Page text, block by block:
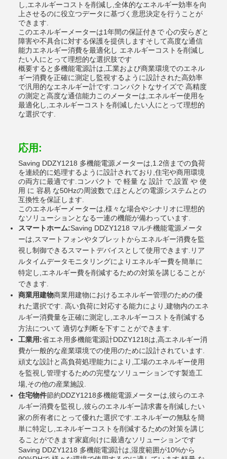
し,エネルギーコストを削減し,全体的なエネルギー効率を向
上させるのに役立つデータに基づく意思決定を行うことが
できます.
このエネルギーメーターは1年間の保証付きで 心の安らぎと
障害や不具合に対する保護を提供しますそして高度な通信
能力エネルギー消費を最適化し エネルギーコストを削減し
たい人にとって理想的な選択肢です
概要すると多機能電源計は,工業および商業環境でのエネル
ギー消費を正確に測定し監視するように設計された高効率
で汎用的なエネルギー計です.コンパクトなサイズで 高精度
の測定と高度な通信能力このメーターは,エネルギー使用を
最適化し,エネルギーコストを削減したい人にとって理想的
な選択です.
応用:
Saving DDZY1218 多機能電源メーターは,1.2倍までの負荷
を連続的に処理するように設計されており,住宅や商用環境
の両方に最適です.コンパクト で 軽量 な 設計 で,設置 や 使
用 に 容易 な50Hzの周波数で,ほとんどの電源システムとの
互換性を保証します.
このエネルギーメーターは,様々な場合やシナリオに理想的
なソリューションとなる一連の機能が備わっています.
スマートホーム:Saving DDZY1218 マルチ機能電源メータ
ーは,スマートフォンやタブレットからエネルギー消費を監
視し制御できるスマートデバイスとして使用できます.リア
ルタイムデータモニタリングによりエネルギー費を簡単に
特定し,エネルギー費を削減するための対策を講じることが
できます.
商業用建物商業用建物におけるエネルギー管理のための優
れた選択です. 高い負荷に対応する能力により,建物内のエネ
ルギー消費量を正確に測定し,エネルギーコストを削減する
方法について 適切な判断を下すことができます.
工業用:省エネ用多機能電源計DDZY1218は,高エネルギー消
費が一般的な産業環境での使用のために設計されています.
頑丈な設計と高負荷処理能力により,工場のエネルギー使用
を監視し管理するための完璧なソリューションです製造工
場,その他の産業施設.
住宅物件節約DDZY1218多機能電源メーターは,彼らのエネ
ルギー消費を監視し,彼らのエネルギー請求書を削減したい
家の所有者にとって優れた選択です.エネルギーの無駄を簡
単に特定し,エネルギーコストを削減するための対策を講じ
ることができます家庭向けに最適なソリューションです
Saving DDZY1218 多機能電源計は,湿度範囲が10%から